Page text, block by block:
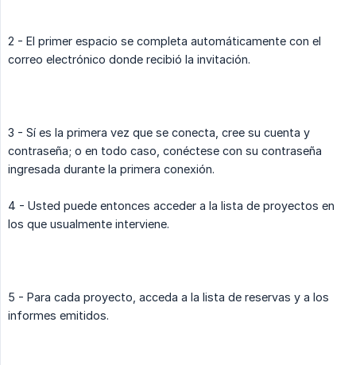
2 - El primer espacio se completa automáticamente con el
correo electrónico donde recibió la invitación.
3 - Sí es la primera vez que se conecta, cree su cuenta y
contraseña; o en todo caso, conéctese con su contraseña
ingresada durante la primera conexión.
4 - Usted puede entonces acceder a la lista de proyectos en
los que usualmente interviene.
5 - Para cada proyecto, acceda a la lista de reservas y a los
informes emitidos.